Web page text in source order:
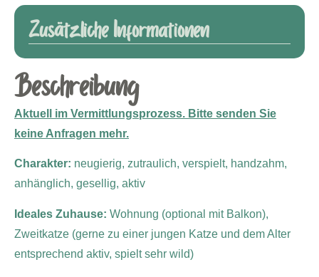
Zusätzliche Informationen
Beschreibung
Aktuell im Vermittlungsprozess. Bitte senden Sie
keine Anfragen mehr.
Charakter: neugierig, zutraulich, verspielt, handzahm,
anhänglich, gesellig, aktiv
Ideales Zuhause: Wohnung (optional mit Balkon),
Zweitkatze (gerne zu einer jungen Katze und dem Alter
entsprechend aktiv, spielt sehr wild)